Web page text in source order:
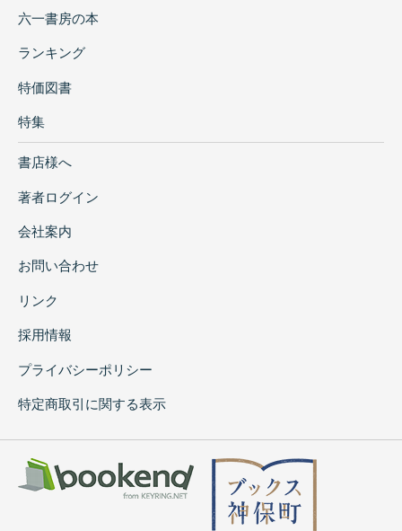
六一書房の本
ランキング
特価図書
特集
書店様へ
著者ログイン
会社案内
お問い合わせ
リンク
採用情報
プライバシーポリシー
特定商取引に関する表示